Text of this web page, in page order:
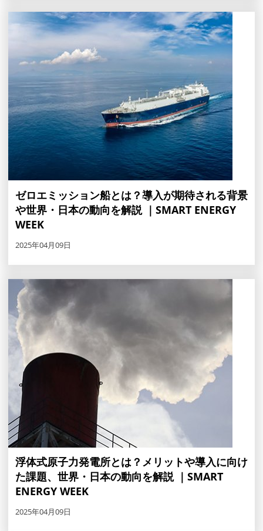
ゼロエミッション船とは？導入が期待される背景
や世界・日本の動向を解説 ｜SMART ENERGY
WEEK
2025年04月09日
浮体式原子力発電所とは？メリットや導入に向け
た課題、世界・日本の動向を解説 ｜SMART
ENERGY WEEK
2025年04月09日